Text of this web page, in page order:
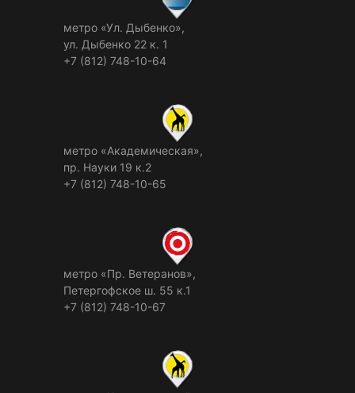
метро «Ул. Дыбенко»,
ул. Дыбенко 22 к. 1
+7 (812) 748-10-64
метро «Академическая»,
пр. Науки 19 к.2
+7 (812) 748-10-65
метро «Пр. Ветеранов»,
Петергофское ш. 55 к.1
+7 (812) 748-10-67